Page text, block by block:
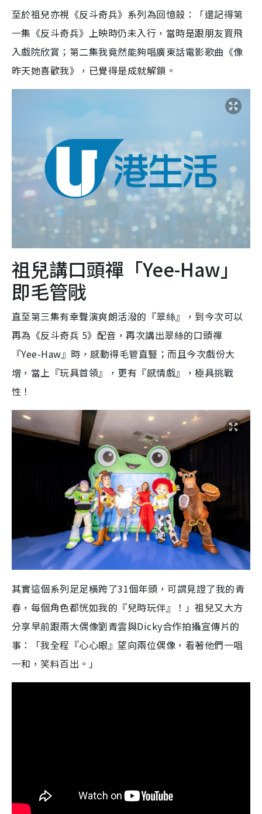
至於祖兒亦視《反斗奇兵》系列為回憶殺：「還記得第
一集《反斗奇兵》上映時仍未入行，當時是跟朋友買飛
入戲院欣賞；第二集我竟然能夠唱廣東話電影歌曲《像
昨天她喜歡我》，已覺得是成就解鎖。
祖兒講口頭禪「Yee-Haw」
即毛管戙
直至第三集有幸聲演爽朗活潑的『翠絲』，到今次可以
再為《反斗奇兵 5》配音，再次講出翠絲的口頭禪
『Yee-Haw』時，感動得毛管直豎；而且今次戲份大
增，當上『玩具首領』，更有『感情戲』，極具挑戰
性 ！
其實這個系列足足橫跨了31個年頭，可謂見證了我的青
春，每個角色都恍如我的『兒時玩伴』！」祖兒又大方
分享早前跟兩大偶像劉青雲與Dicky合作拍攝宣傳片的
事：「我全程『心心眼』望向兩位偶像，看著他們一唱
一和，笑料百出 。 」